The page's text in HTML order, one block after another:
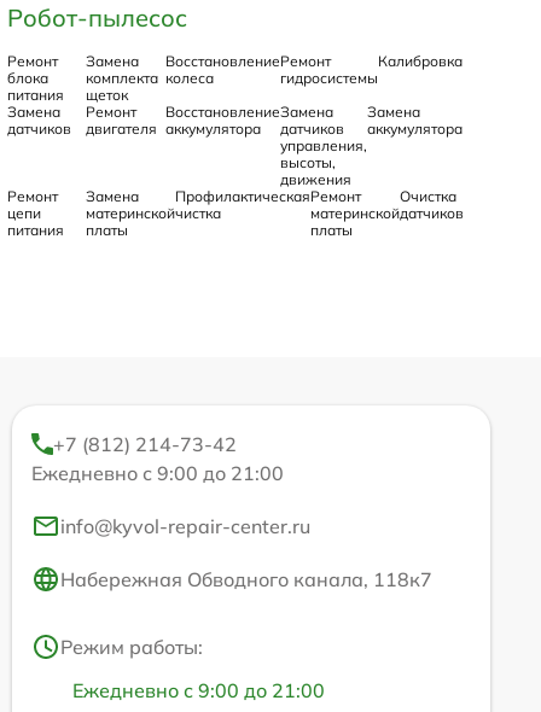
Робот-пылесос
Ремонт
блока
питания
Замена
комплекта
щеток
Восстановление
колеса
Ремонт
гидросистемы
Калибровка
Замена
датчиков
Ремонт
двигателя
Восстановление
аккумулятора
Замена
датчиков
управления,
высоты,
движения
Замена
аккумулятора
Ремонт
цепи
питания
Замена
материнской
платы
Профилактическая
чистка
Ремонт
материнской
платы
Очистка
датчиков
+7 (812) 214-73-42
Ежедневно с 9:00 до 21:00
info@kyvol-repair-center.ru
Набережная Обводного канала, 118к7
Режим работы:
Ежедневно с 9:00 до 21:00